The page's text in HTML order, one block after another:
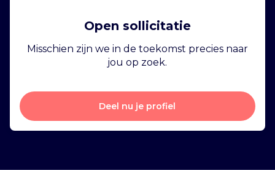
Open sollicitatie
Misschien zijn we in de toekomst precies naar
jou op zoek.
Deel nu je profiel